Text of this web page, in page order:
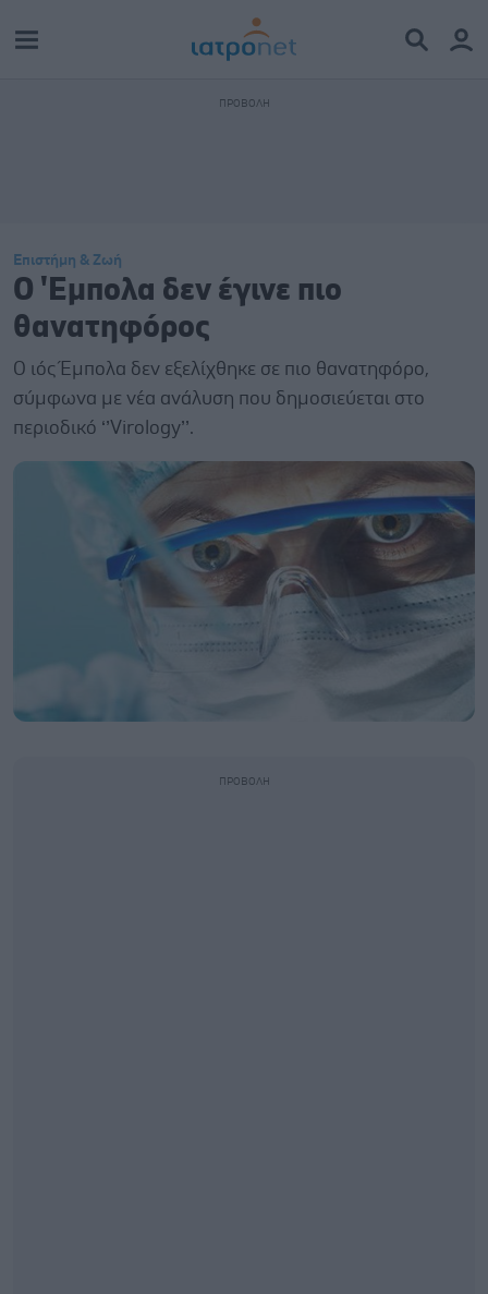
Επιστήμη & Ζωή
Ο 'Εμπολα δεν έγινε πιο
θανατηφόρος
Ο ιός Έμπολα δεν εξελίχθηκε σε πιο θανατηφόρο,
σύμφωνα με νέα ανάλυση που δημοσιεύεται στο
περιοδικό ‘’Virology’’.